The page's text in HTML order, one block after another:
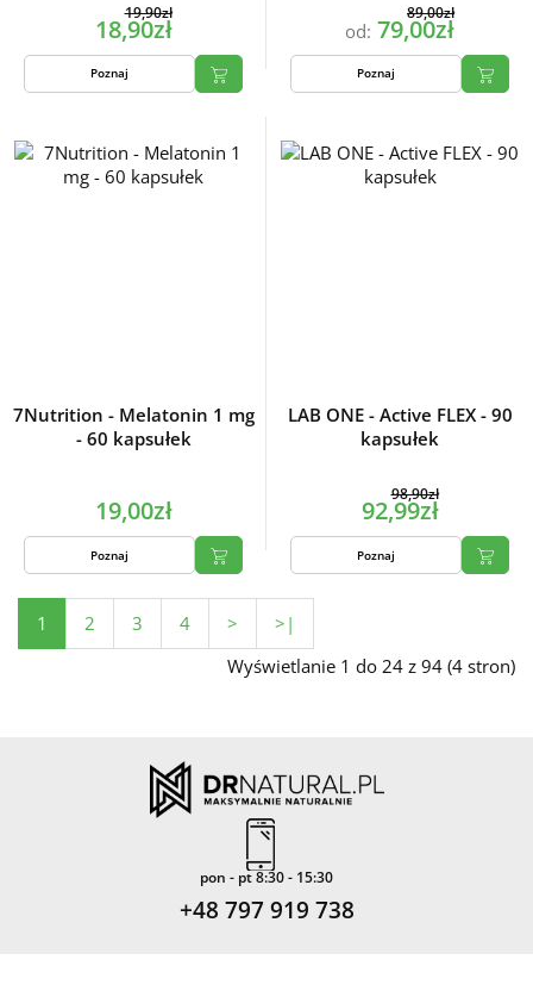
19,90zł
18,90zł
Poznaj
od:
89,00zł
79,00zł
Poznaj
7Nutrition - Melatonin 1 mg
- 60 kapsułek
19,00zł
Poznaj
LAB ONE - Active FLEX - 90
kapsułek
98,90zł
92,99zł
Poznaj
1 2 3 4 >
>|
Wyświetlanie 1 do 24 z 94 (4 stron)
pon - pt 8:30 - 15:30
+48 797 919 738